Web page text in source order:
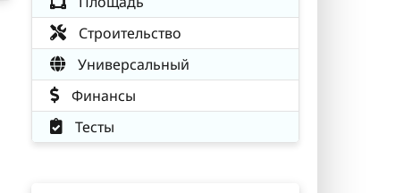
Строительство
Универсальный
Финансы
Тесты